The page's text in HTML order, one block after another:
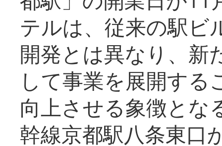
テルは、従来の駅ビ
開発とは異なり、新
して事業を展開する
向上させる象徴とな
幹線京都駅八条東口